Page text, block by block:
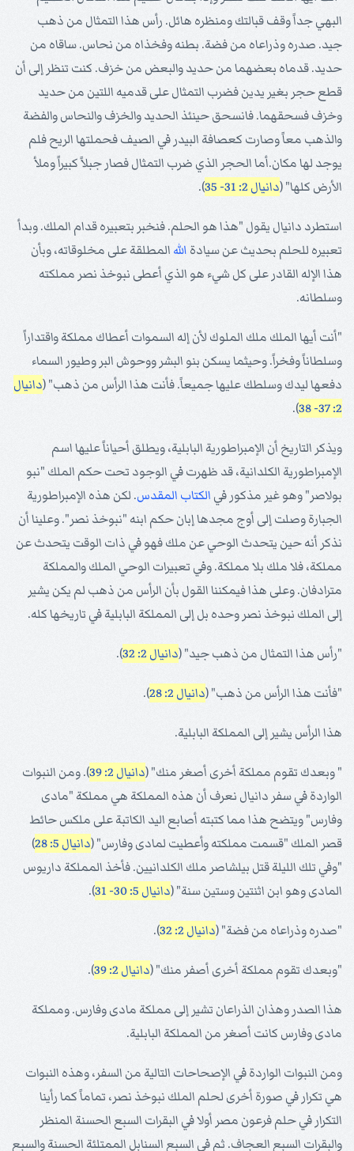
البهي جداً وقف قبالتك ومنظره هائل. رأس هذا التمثال من ذهب
جيد. صدره وذراعاه من فضة. بطنه وفخذاه من نحاس. ساقاه من
حديد. قدماه بعضهما من حديد والبعض من خزف. كنت تنظر إلى أن
قطع حجر بغير يدين فضرب التمثال على قدميه اللتين من حديد
وخزف فسحقهما. فانسحق حينئذ الحديد والخزف والنحاس والفضة
والذهب معاً وصارت كعصافة البيدر في الصيف فحملتها الريح فلم
يوجد لها مكان.أما الحجر الذي ضرب التمثال فصار جبلاً كبيراً وملأ
الأرض كلها" (دانيال 2: 31- 35 ).
استطرد دانيال يقول "هذا هو الحلم. فنخبر بتعبيره قدام الملك. وبدأ
تعبيره للحلم بحديث عن سيادة الله المطلقة على مخلوقاته، وبأن
هذا الإله القادر على كل شيء هو الذي أعطى نبوخذ نصر مملكته
وسلطانه.
"أنت أيها الملك ملك الملوك لأن إله السموات أعطاك مملكة واقتداراً
وسلطاناً وفخراً. وحيثما يسكن بنو البشر ووحوش البر وطيور السماء
دفعها ليدك وسلطك عليها جميعاً. فأنت هذا الرأس من ذهب" (دانيال
2: 37- 38
).
ويذكر التاريخ أن الإمبراطورية البابلية، ويطلق أحياناً عليها اسم
الإمبراطورية الكلدانية، قد ظهرت في الوجود تحت حكم الملك "نبو
بولاصر" وهو غير مذكور في الكتاب المقدس. لكن هذه الإمبراطورية
الجبارة وصلت إلى أوج مجدها إبان حكم ابنه "نبوخذ نصر". وعلينا أن
نذكر أنه حين يتحدث الوحي عن ملك فهو في ذات الوقت يتحدث عن
مملكة، فلا ملك بلا مملكة. وفي تعبيرات الوحي الملك والمملكة
مترادفان. وعلى هذا فيمكننا القول بأن الرأس من ذهب لم يكن يشير
إلى الملك نبوخذ نصر وحده بل إلى المملكة البابلية في تاريخها كله.
"رأس هذا التمثال من ذهب جيد" (دانيال 2: 32 ).
"فأنت هذا الرأس من ذهب" (دانيال 2: 28 ).
هذا الرأس يشير إلى المملكة البابلية.
" وبعدك تقوم مملكة أخرى أصغر منك" (دانيال 2: 39
). ومن النبوات
الواردة في سفر دانيال نعرف أن هذه المملكة هي مملكة "مادى
وفارس" ويتضح هذا مما كتبته أصابع اليد الكاتبة على ملكس حائط
قصر الملك "قسمت مملكته وأعطيت لمادى وفارس" (دانيال 5: 28
)
"وفي تلك الليلة قتل بيلشاصر ملك الكلدانيين. فأخذ المملكة داريوس
المادى وهو ابن اثنتين وستين سنة" (دانيال 5: 30- 31 ).
"صدره وذراعاه من فضة" (دانيال 2: 32 ).
"وبعدك تقوم مملكة أخرى أصفر منك" (دانيال 2: 39 ).
هذا الصدر وهذان الذراعان تشير إلى مملكة مادى وفارس. ومملكة
مادى وفارس كانت أصغر من المملكة البابلية.
ومن النبوات الواردة في الإصحاحات التالية من السفر، وهذه النبوات
هي تكرار في صورة أخرى لحلم الملك نبوخذ نصر، تماماً كما رأينا
التكرار في حلم فرعون مصر أولا في البقرات السبع الحسنة المنظر
والبقرات السبع العجاف. ثم في السبع السنابل الممتلئة الحسنة والسبع